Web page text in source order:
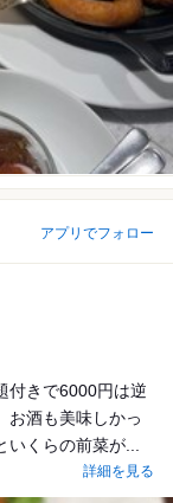
アプリでフォロー
付きで6000円は逆
お酒も美味しかっ
くらの前菜が...
詳細を見る